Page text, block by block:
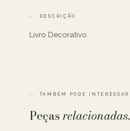
DESCRIÇÃO
Livro Decorativo
TAMBÉM PODE INTERESSAR
Peçasrelacionadas.